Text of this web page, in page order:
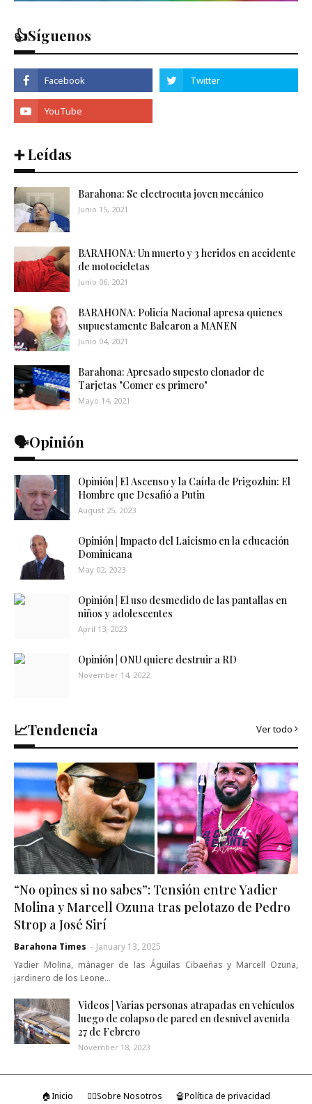
👍Síguenos
➕ Leídas
Barahona: Se electrocuta joven mecánico
Junio 15, 2021
BARAHONA: Un muerto y 3 heridos en accidente
de motocicletas
Junio 06, 2021
BARAHONA: Policía Nacional apresa quienes
supuestamente Balearon a MANEN
Junio 04, 2021
Barahona: Apresado supesto clonador de
Tarjetas "Comer es primero"
Mayo 14, 2021
🗣️Opinión
Opinión | El Ascenso y la Caída de Prigozhin: El
Hombre que Desafió a Putin
August 25, 2023
Opinión | Impacto del Laicismo en la educación
Dominicana
May 02, 2023
Opinión | El uso desmedido de las pantallas en
niños y adolescentes
April 13, 2023
Opinión | ONU quiere destruir a RD
November 14, 2022
📈Tendencia Ver todo
“No opines si no sabes”: Tensión entre Yadier
Molina y Marcell Ozuna tras pelotazo de Pedro
Strop a José Sirí
Barahona Times - January 13, 2025
Yadier Molina, mánager de las Águilas Cibaeñas y Marcell Ozuna,
jardinero de los Leone…
Videos | Varias personas atrapadas en vehículos
luego de colapso de pared en desnivel avenida
27 de Febrero
November 18, 2023
🏠Inicio 🤷‍♂️Sobre Nosotros 🔏Política de privacidad